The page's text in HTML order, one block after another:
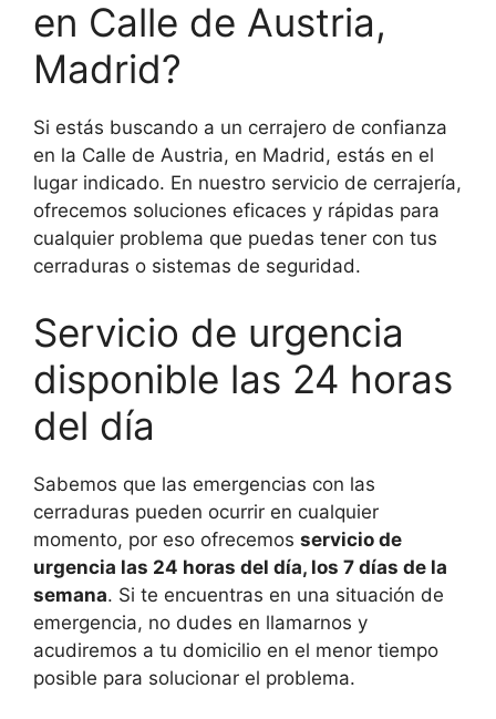
en Calle de Austria,
Madrid?
Si estás buscando a un cerrajero de confianza
en la Calle de Austria, en Madrid, estás en el
lugar indicado. En nuestro servicio de cerrajería,
ofrecemos soluciones eficaces y rápidas para
cualquier problema que puedas tener con tus
cerraduras o sistemas de seguridad.
Servicio de urgencia
disponible las 24 horas
del día
Sabemos que las emergencias con las
cerraduras pueden ocurrir en cualquier
momento, por eso ofrecemos servicio de
urgencia las 24 horas del día, los 7 días de la
semana. Si te encuentras en una situación de
emergencia, no dudes en llamarnos y
acudiremos a tu domicilio en el menor tiempo
posible para solucionar el problema.